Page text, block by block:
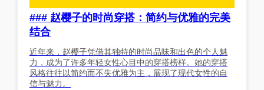
### 赵樱子的时尚穿搭：简约与优雅的完美
结合
近年来，赵樱子凭借其独特的时尚品味和出色的个人魅
力，成为了许多年轻女性心目中的穿搭榜样。她的穿搭
风格往往以简约而不失优雅为主，展现了现代女性的自
信与魅力。